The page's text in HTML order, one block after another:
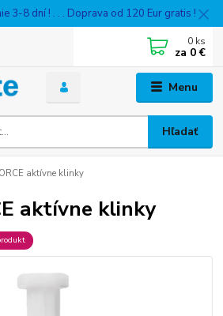
3-8 dní ! . . . Doprava od 120 Eur gratis !
Menu
Hľadať
0 ks
za 0 €
aktívne klinky
aktívne klinky